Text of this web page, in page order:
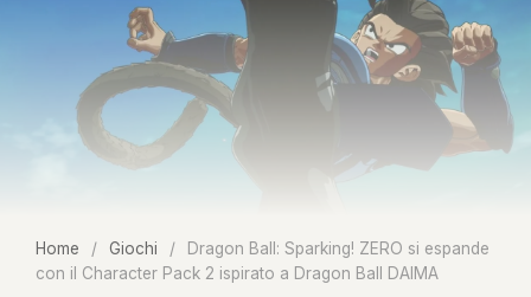
Home / Giochi /
Dragon Ball: Sparking! ZERO si espande
con il Character Pack 2 ispirato a Dragon Ball DAIMA